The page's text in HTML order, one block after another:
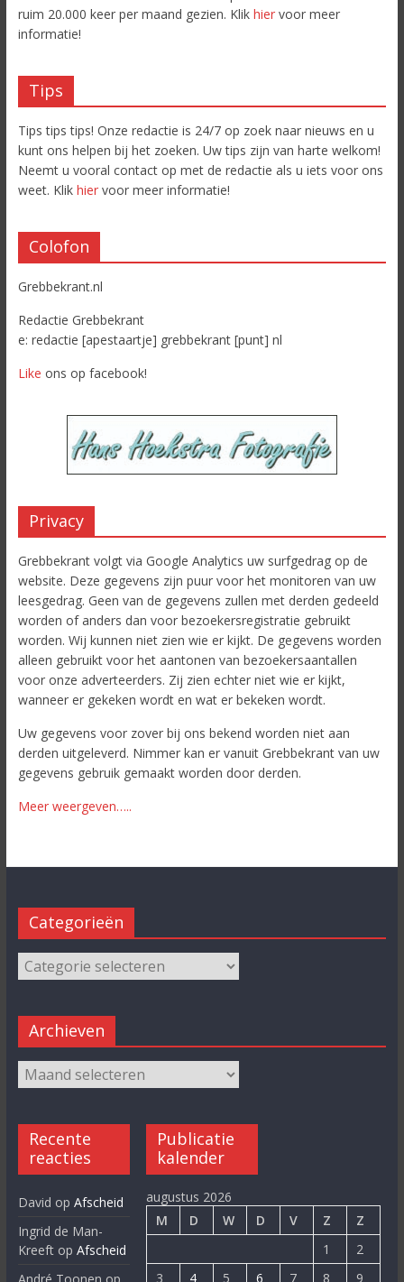
ruim 20.000 keer per maand gezien. Klik hiervoor meer
informatie!
Tips
Tips tips tips! Onze redactie is 24/7 op zoek naar nieuws en u
kunt ons helpen bij het zoeken. Uw tips zijn van harte welkom!
Neemt u vooral contact op met de redactie als u iets voor ons
weet. Klik hiervoor meer informatie!
Colofon
Grebbekrant.nl
Redactie Grebbekrant
e: redactie [apestaartje] grebbekrant [punt] nl
Like ons op facebook!
Privacy
Grebbekrant volgt via Google Analytics uw surfgedrag op de
website. Deze gegevens zijn puur voor het monitoren van uw
leesgedrag. Geen van de gegevens zullen met derden gedeeld
worden of anders dan voor bezoekersregistratie gebruikt
worden. Wij kunnen niet zien wie er kijkt. De gegevens worden
alleen gebruikt voor het aantonen van bezoekersaantallen
voor onze adverteerders. Zij zien echter niet wie er kijkt,
wanneer er gekeken wordt en wat er bekeken wordt.
Uw gegevens voor zover bij ons bekend worden niet aan
derden uitgeleverd. Nimmer kan er vanuit Grebbekrant van uw
gegevens gebruik gemaakt worden door derden.
Meer weergeven…..
Categorieën
Archieven
Recente
reacties
David op Afscheid
Ingrid de Man-
Kreeftop Afscheid
Publicatie
kalender
augustus 2026
M
D W D V Z
Z
1
2
3
4 5 6 7 8 9